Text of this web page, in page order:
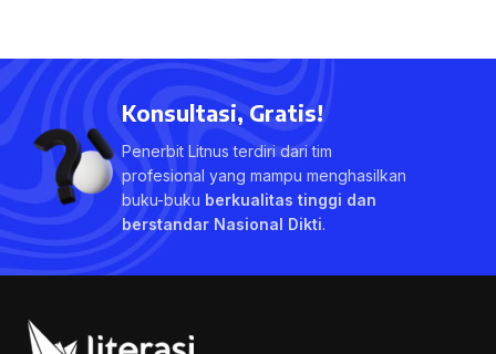
Konsultasi, Gratis!
Penerbit Litnus terdiri dari tim
profesional yang mampu menghasilkan
buku-buku berkualitas tinggi dan
berstandar Nasional Dikti.